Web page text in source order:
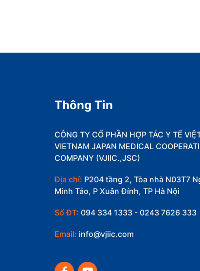
Thông Tin
CÔNG TY CỔ PHẦN HỢP TÁC Y TẾ
VIETNAM JAPAN MEDICAL
COMPANY (VJIIC.,JSC)
Địa chỉ: P204 tầng 2, Tòa nhà N03T7
Minh Tảo, P Xuân Đỉnh, TP Hà Nội
Số ĐT: 094 334 1333 - 0243 7626 333
Email: info@vjiic.com